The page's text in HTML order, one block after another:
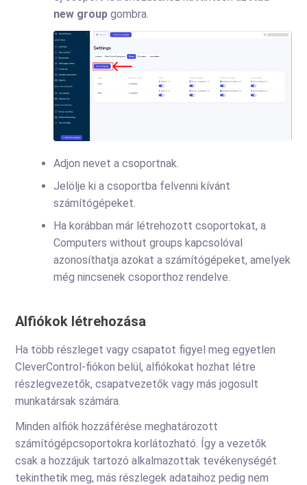
new group gombra.
Adjon nevet a csoportnak.
Jelölje ki a csoportba felvenni kívánt
számítógépeket.
Ha korábban már létrehozott csoportokat, a
Computers without groups kapcsolóval
azonosíthatja azokat a számítógépeket, amelyek
még nincsenek csoporthoz rendelve.
Alfiókok létrehozása
Ha több részleget vagy csapatot figyel meg egyetlen
CleverControl-fiókon belül, alfiókokat hozhat létre
részlegvezetők, csapatvezetők vagy más jogosult
munkatársak számára.
Minden alfiók hozzáférése meghatározott
számítógépcsoportokra korlátozható. Így a vezetők
csak a hozzájuk tartozó alkalmazottak tevékenységét
tekinthetik meg, más részlegek adataihoz pedig nem